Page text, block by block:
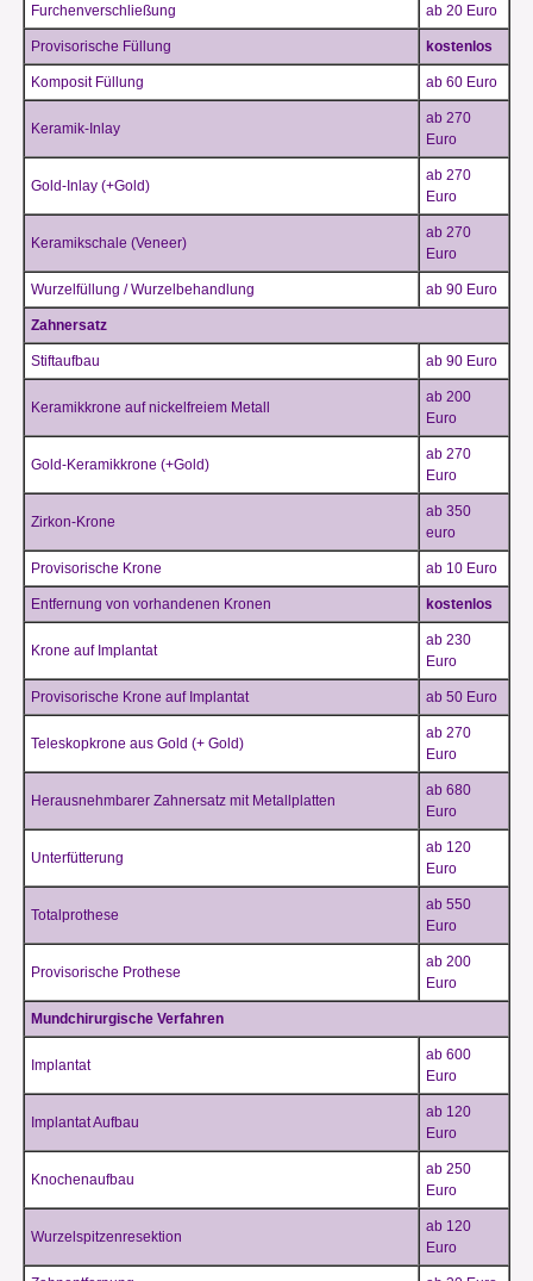
Furchenverschließung ab 20 Euro
Provisorische Füllung kostenlos
Komposit Füllung ab 60 Euro
Keramik-Inlay
ab 270
Euro
Gold-Inlay (+Gold)
ab 270
Euro
Keramikschale (Veneer)
ab 270
Euro
Wurzelfüllung / Wurzelbehandlung ab 90 Euro
Zahnersatz
Stiftaufbau ab 90 Euro
Keramikkrone auf nickelfreiem Metall
ab 200
Euro
Gold-Keramikkrone (+Gold)
ab 270
Euro
Zirkon-Krone
ab 350
euro
Provisorische Krone ab 10 Euro
Entfernung von vorhandenen Kronen kostenlos
Krone auf Implantat
ab 230
Euro
Provisorische Krone auf Implantat ab 50 Euro
Teleskopkrone aus Gold (+ Gold)
ab 270
Euro
Herausnehmbarer Zahnersatz mit Metallplatten
ab 680
Euro
Unterfütterung
ab 120
Euro
Totalprothese
ab 550
Euro
Provisorische Prothese
ab 200
Euro
Mundchirurgische Verfahren
Implantat
ab 600
Euro
Implantat Aufbau
ab 120
Euro
Knochenaufbau
ab 250
Euro
Wurzelspitzenresektion
ab 120
Euro